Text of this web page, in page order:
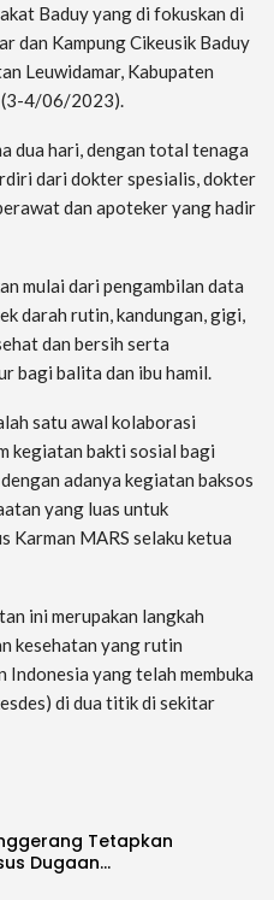
Baduy yang di fokuskan di
dan Kampung Cikeusik Baduy
Leuwidamar, Kabupaten
(3-4/06/2023).
dua hari, dengan total tenaga
dari dokter spesialis, dokter
dan apoteker yang hadir
mulai dari pengambilan data
darah rutin, kandungan, gigi,
dan bersih serta
bagi balita dan ibu hamil.
satu awal kolaborasi
kegiatan bakti sosial bagi
adanya kegiatan baksos
yang luas untuk
Karman MARS selaku ketua
ini merupakan langkah
kesehatan yang rutin
Indonesia yang telah membuka
di dua titik di sekitar
Tetapkan
Dugaan…